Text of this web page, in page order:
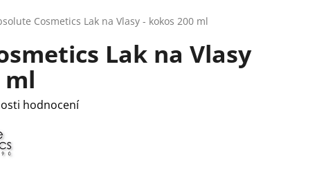
Cosmetics Lak na Vlasy - kokos 200 ml
Lak na Vlasy
ml
hodnocení